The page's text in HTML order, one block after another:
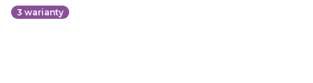
3 warianty